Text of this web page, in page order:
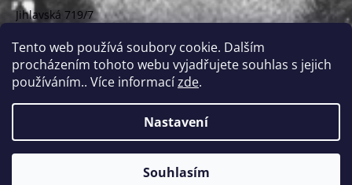
Tento web používá soubory cookie. Dalším
procházením tohoto webu vyjadřujete souhlas s jejich
používáním.. Více informacízde.
Nastavení
Souhlasím
Jihlavská 719/7
(vchod z ulice Uzbecká)
Copyright 2026PETSHOP Jihlavská. Všechna práva
vyhrazena.